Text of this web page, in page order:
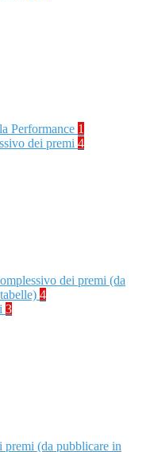
Performance 1
dei premi 4
dei premi (da
4
3
premi (da pubblicare in